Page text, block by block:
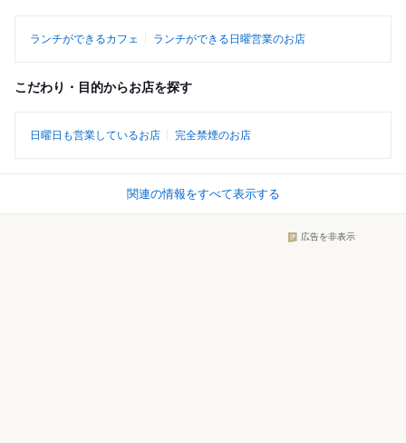
ランチができるカフェ ランチができる日曜営業のお店
こだわり・目的からお店を探す
日曜日も営業しているお店 完全禁煙のお店
関連の情報をすべて表示する
広告を非表示